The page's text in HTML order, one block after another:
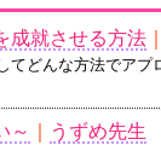
成就させる方法
てどんな方法でア
～ うずめ先生